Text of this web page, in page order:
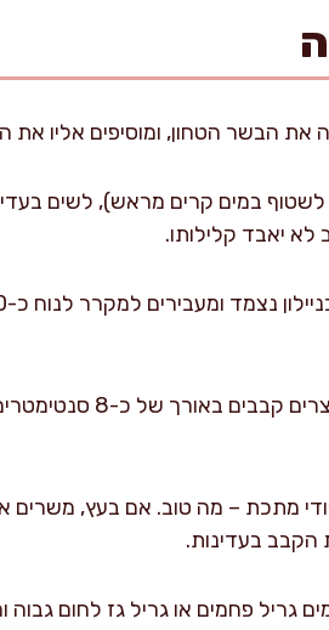
הבשר הטחון, ומוסיפים אליו את
לא יאבד קלילותו.
הקבב בעדינות.